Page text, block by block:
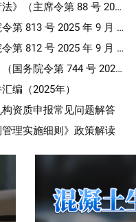
令第 88 号 2021 年第三次修订）
号 2025 年 9 月 15 日起施行）
号 2025 年 9 月 15 日起施行）
744 号 2021 年 9 月 1 日起施行）
编（2025年）
资质申报常见问题解答
管理实施细则》政策解读